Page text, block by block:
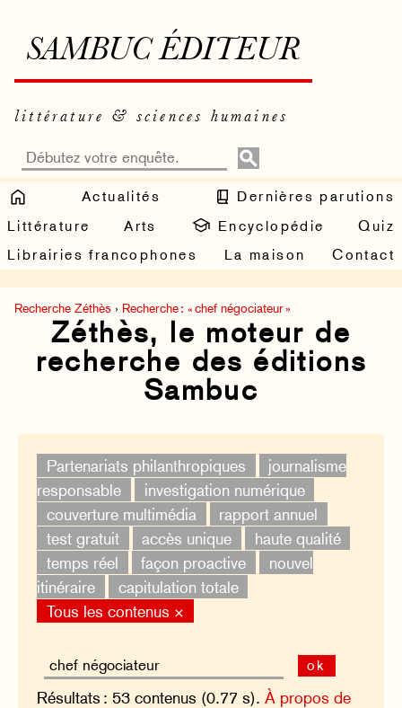
SAMBUC ÉDITEUR
littérature & sciences humaines
Actualités
Dernières parutions
Littérature
Arts Encyclopédie
Quiz
Librairies francophones
La maison Contact
Recherche Zéthès › Recherche : « chef négociateur »
Zéthès, le moteur de
recherche des éditions
Sambuc
Partenariats philanthropiques
journalisme
responsable
investigation numérique
couverture multimédia
rapport annuel
test gratuit
accès unique
haute qualité
temps réel
façon proactive
nouvel
itinéraire
capitulation totale
Tous les contenus ×
ok
Résultats : 53 contenus (0.77 s).À propos de